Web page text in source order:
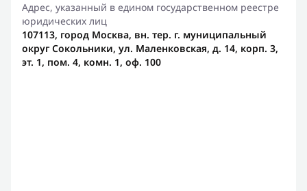
Адрес, указанный в едином государственном реестре
юридических лиц
107113, город Москва, вн. тер. г. муниципальный
округ Сокольники, ул. Маленковская, д. 14, корп. 3,
эт. 1, пом. 4, комн. 1, оф. 100